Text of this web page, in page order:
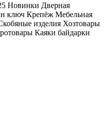
Новинки Дверная
ключ Крепёж Мебельная
изделия Хозтовары
Каяки байдарки